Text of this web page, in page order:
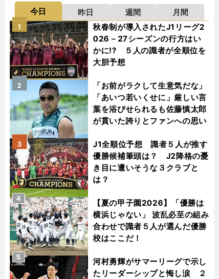
今日 昨日 週間
月間
秋春制が導入されたJ1リーグ2
026－27シーズンの行方はい
かに!? ５人の識者が全順位を
大胆予想
1
「お前がラクして生意気だな」
「あいつ若いくせに」厳しい言
葉を浴びせられるも佐藤慎太郎
が貫いた誇りとファンへの思い
2
J1全順位予想 識者５人が推す
優勝候補筆頭は？ J2降格の憂
き目に遭いそうな３クラブと
は？
3
【夏の甲子園2026】「優勝は
横浜じゃない」 波乱必至の組み
合わせで識者５人が選んだ優勝
校はここだ！
4
河村勇輝がサマーリーグで示し
たリーダーシップと悔し涙 ２
5